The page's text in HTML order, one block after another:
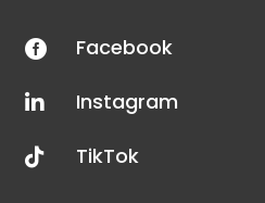
 Facebook
 Instagram
 TikTok